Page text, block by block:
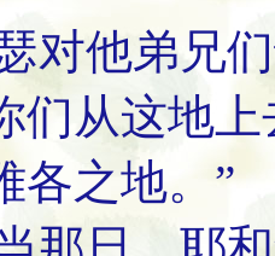
对他弟兄
们从这地
各之地。”